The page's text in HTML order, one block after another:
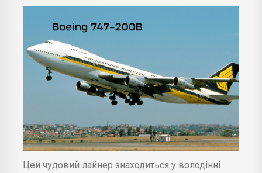
Цей чудовий лайнер знаходиться у володінні